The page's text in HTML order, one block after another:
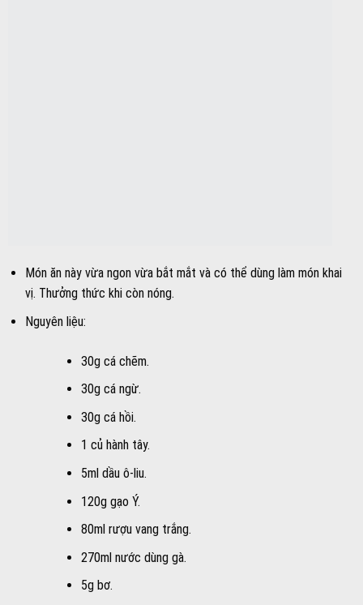
Món ăn này vừa ngon vừa bắt mắt và có thể dùng làm món khai
vị. Thưởng thức khi còn nóng.
Nguyên liệu:
30g cá chẽm.
30g cá ngừ.
30g cá hồi.
1 củ hành tây.
5ml dầu ô-liu.
120g gạo Ý.
80ml rượu vang trắng.
270ml nước dùng gà.
5g bơ.